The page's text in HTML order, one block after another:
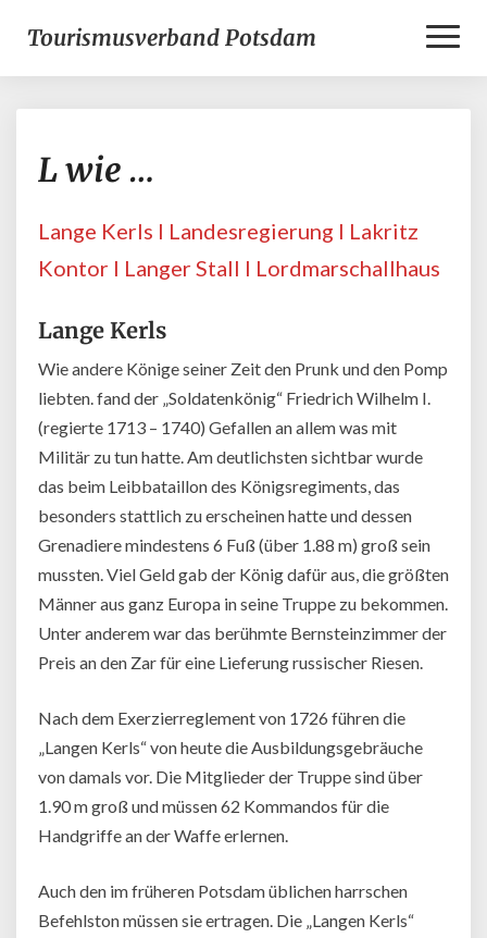
Tourismusverband Potsdam
L wie …
Lange Kerls l Landesregierung l Lakritz
Kontor l Langer Stall l Lordmarschallhaus
Lange Kerls
Wie andere Könige seiner Zeit den Prunk und den Pomp
liebten. fand der „Soldatenkönig“ Friedrich Wilhelm I.
(regierte 1713 – 1740) Gefallen an allem was mit
Militär zu tun hatte. Am deutlichsten sichtbar wurde
das beim Leibbataillon des Königsregiments, das
besonders stattlich zu erscheinen hatte und dessen
Grenadiere mindestens 6 Fuß (über 1.88 m) groß sein
mussten. Viel Geld gab der König dafür aus, die größten
Männer aus ganz Europa in seine Truppe zu bekommen.
Unter anderem war das berühmte Bernsteinzimmer der
Preis an den Zar für eine Lieferung russischer Riesen.
Nach dem Exerzierreglement von 1726 führen die
„Langen Kerls“ von heute die Ausbildungsgebräuche
von damals vor. Die Mitglieder der Truppe sind über
1.90 m groß und müssen 62 Kommandos für die
Handgriffe an der Waffe erlernen.
Auch den im früheren Potsdam üblichen harrschen
Befehlston müssen sie ertragen. Die „Langen Kerls“